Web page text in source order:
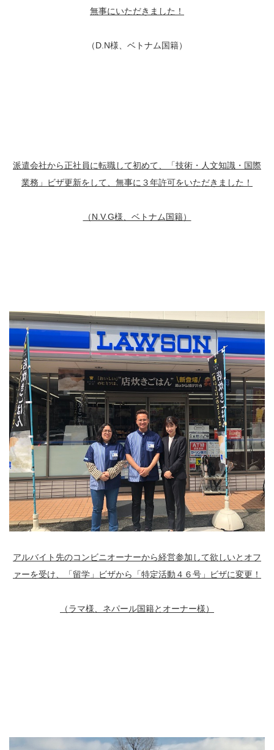
無事にいただきました！
（D.N様、ベトナム国籍）
派遣会社から正社員に転職して初めて、「技術・人文知識・国際
業務」ビザ更新をして、無事に３年許可をいただきました！
（N.V.G様、ベトナム国籍）
アルバイト先のコンビニオーナーから経営参加して欲しいとオフ
ァーを受け、「留学」ビザから「特定活動４６号」ビザに変更！
（ラマ様、ネパール国籍とオーナー様）